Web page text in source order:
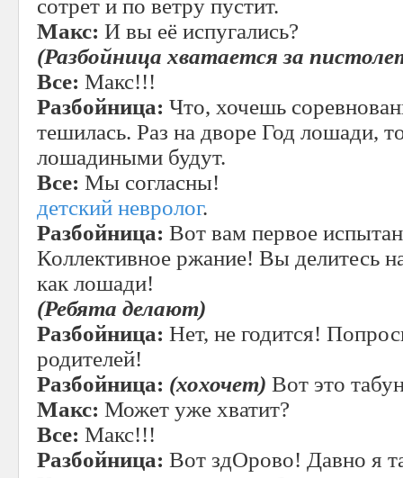
сотрет и по ветру пустит.
Макс: И вы её испугались?
(Разбойница хватается за
Все: Макс!!!
Разбойница: Что, хочешь
тешилась. Раз на дворе Год лошади,
лошадиными будут.
Все: Мы согласны!
детский невролог.
Разбойница: Вот вам первое
Коллективное ржание! Вы делитесь
как лошади!
(Ребята делают)
Разбойница: Нет, не годится!
родителей!
Разбойница: (хохочет) Вот это
Макс: Может уже хватит?
Все: Макс!!!
Разбойница: Вот здОрово! Давно я